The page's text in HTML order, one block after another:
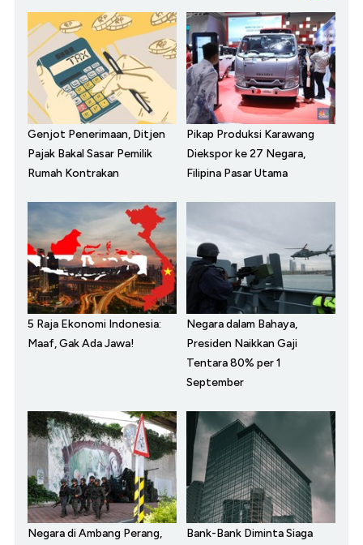
Genjot Penerimaan, Ditjen
Pajak Bakal Sasar Pemilik
Rumah Kontrakan
Pikap Produksi Karawang
Diekspor ke 27 Negara,
Filipina Pasar Utama
5 Raja Ekonomi Indonesia:
Maaf, Gak Ada Jawa!
Negara dalam Bahaya,
Presiden Naikkan Gaji
Tentara 80% per 1
September
Negara di Ambang Perang,
Bank-Bank Diminta Siaga